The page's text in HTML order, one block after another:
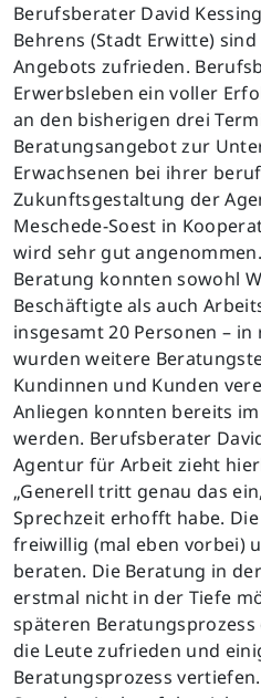
Berufsberater David
Behrens (Stadt Erwitte)
Angebots zufrieden.
Erwerbsleben ein voller
an den bisherigen drei
Beratungsangebot zur
Erwachsenen bei ihrer
Zukunftsgestaltung der
Meschede-Soest in
wird sehr gut
Beratung konnten sowohl
Beschäftigte als auch
insgesamt 20 Personen –
wurden weitere
Kundinnen und Kunden
Anliegen konnten bereits
werden. Berufsberater
Agentur für Arbeit zieht
„Generell tritt genau das
Sprechzeit erhofft habe.
freiwillig (mal eben vorbei)
beraten. Die Beratung in
erstmal nicht in der Tiefe
späteren
die Leute zufrieden und
Beratungsprozess